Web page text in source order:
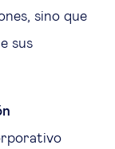
sino que
sus